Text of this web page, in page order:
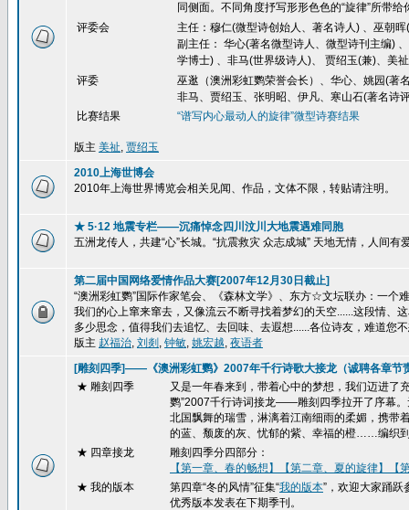
同侧面。不同角度抒写形形色色的“旋律”所带给
评委会
主任：穆仁(微型诗创始人、著名诗人) 、巫朝
副主任： 华心(著名微型诗人、微型诗刊主编)
学博士) 、非马(世界级诗人)、 贾绍玉(兼)、美
评委
巫逖（澳洲彩虹鹦荣誉会长）、华心、姚园(著
非马、贾绍玉、张明昭、伊凡、寒山石(著名诗
比赛结果
“谱写内心最动人的旋律”微型诗赛结果
版主 美祉, 贾绍玉
2010上海世博会
2010年上海世界博览会相关见闻、作品，文体不限，转贴请注明。
★ 5·12 地震专栏——沉痛悼念四川汶川大地震遇难同胞
五洲龙传人，共建“心”长城。“抗震救灾 众志成城” 天地无情，人间
第二届中国网络爱情作品大赛[2007年12月30日截止]
“澳洲彩虹鹦”国际作家笔会、《森林文学》、东方☆文坛联办：一个
我们的心上窜来窜去，又像流云不断寻找着梦幻的天空......这段情、
多少思念，值得我们去追忆、去回味、去遐想......各位诗友，难道您
版主 赵福治, 刘剡 , 钟敏, 姚宏越, 夜语者
[雕刻四季]——《澳洲彩虹鹦》2007年千行诗歌大接龙（诚聘各章节
★ 雕刻四季
又是一年春来到，带着心中的梦想，我们迈进了
鹦”2007千行诗词接龙——雕刻四季拉开了序幕
北国飘舞的瑞雪，淋漓着江南细雨的柔媚，携
的蓝、颓废的灰、忧郁的紫、幸福的橙……编织
★ 四章接龙
雕刻四季分四部分：
【第一章、春的畅想】
【第二章、夏的旋律】
【
★ 我的版本
第四章“冬的风情”征集“我的版本”，欢迎大家踊
优秀版本发表在下期季刊。